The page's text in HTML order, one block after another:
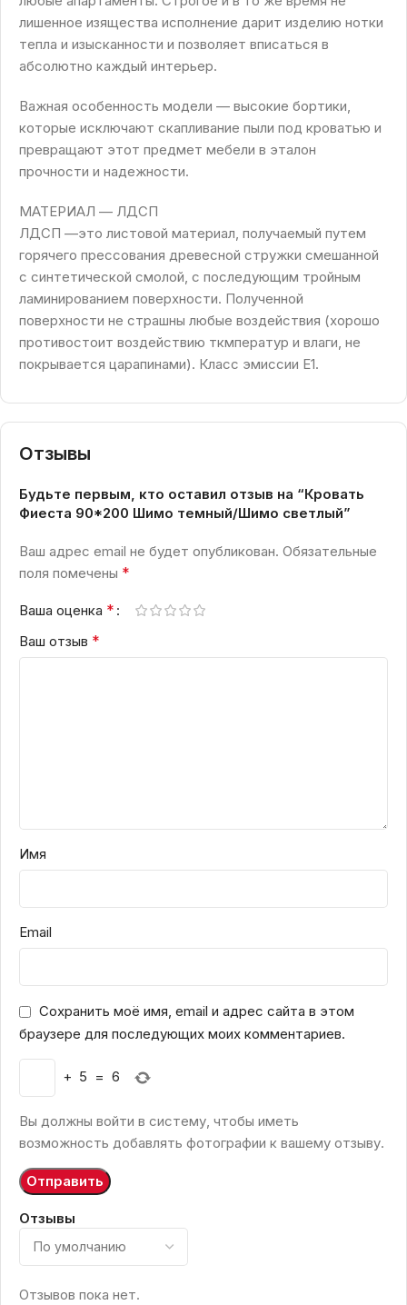
лишенное изящества исполнение дарит изделию нотки
тепла и изысканности и позволяет вписаться в
абсолютно каждый интерьер.
Важная особенность модели — высокие бортики,
которые исключают скапливание пыли под кроватью и
превращают этот предмет мебели в эталон
прочности и надежности.
МАТЕРИАЛ — ЛДСП
ЛДСП —это листовой материал, получаемый путем
горячего прессования древесной стружки смешанной
с синтетической смолой, с последующим тройным
ламинированием поверхности. Полученной
поверхности не страшны любые воздействия (хорошо
противостоит воздействию ткмператур и влаги, не
покрывается царапинами). Класс эмиссии Е1.
Отзывы
Отзывы
Отзывов пока нет.
Будьте первым, кто оставил отзыв на “Кровать
Фиеста 90*200 Шимо темный/Шимо светлый”
Ваш адрес email не будет опубликован. Обязательные
поля помечены *
Ваша оценка *
Ваш отзыв *
Имя
Email
Сохранить моё имя, email и адрес сайта в этом
браузере для последующих моих комментариев.
+ 5 = 6
Вы должны войти в систему, чтобы иметь
возможность добавлять фотографии к вашему отзыву.